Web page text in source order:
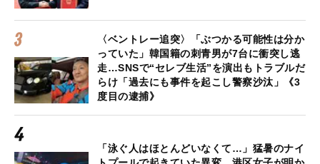
〈ベントレー追突〉「ぶつかる可能性は分か
っていた」韓国籍の刺青男が7台に衝突し逃
走…SNSで“セレブ生活”を演出もトラブルだ
らけ「過去にも事件を起こし警察沙汰」《3
度目の逮捕》
「泳ぐ人はほとんどいなくて…」猛暑のナイ